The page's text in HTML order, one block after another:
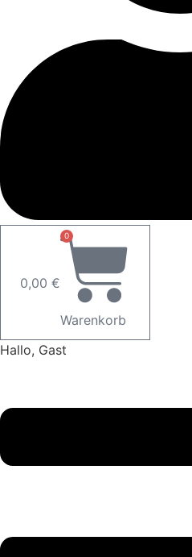
0,00 €
0
Warenkorb
Hallo, Gast